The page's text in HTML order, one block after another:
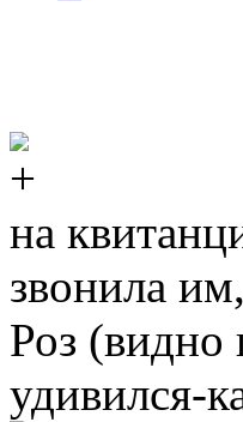
на
звонила
Роз (видно
удивился-